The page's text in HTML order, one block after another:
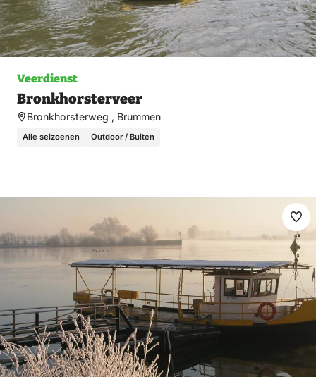
Veerdienst
Bronkhorsterveer
Bronkhorsterweg , Brummen
Alle seizoenen Outdoor / Buiten